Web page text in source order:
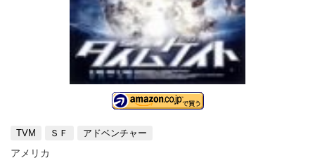
TVM ＳＦ アドベンチャー
アメリカ